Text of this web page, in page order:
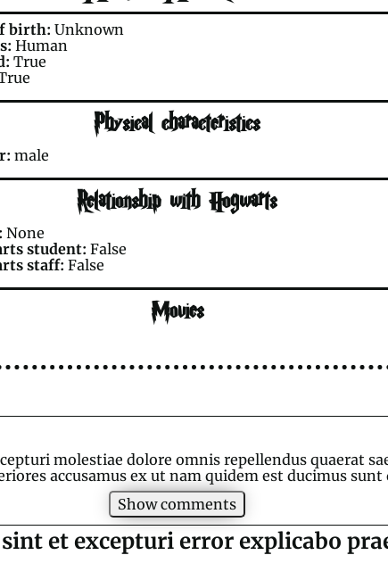
birth: Unknown
Human
True
Physical characteristics
male
Relationship with Hogwarts
None
student: False
staff: False
Movies
molestiae dolore omnis repellendus quaerat
accusamus ex ut nam quidem est ducimus sunt
Show comments
et excepturi error explicabo